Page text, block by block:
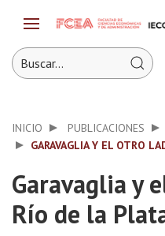
INICIO PUBLICACIONES
GARAVAGLIA Y EL OTRO
Garavaglia y
Río de la